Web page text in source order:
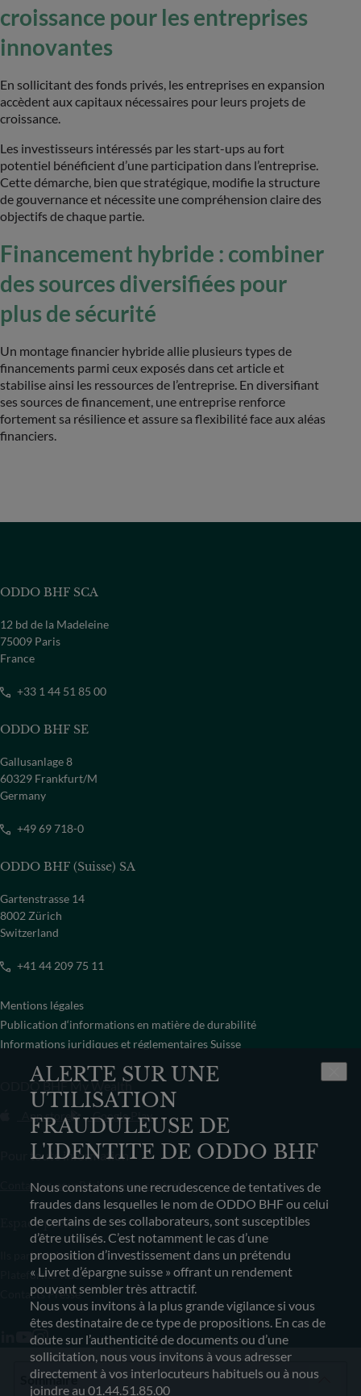
ALERTE SUR UNE
UTILISATION
FRAUDULEUSE DE
L'IDENTITE DE ODDO BHF
Nous constatons une recrudescence de tentatives de
fraudes dans lesquelles le nom de ODDO BHF ou celui
de certains de ses collaborateurs, sont susceptibles
d’être utilisés. C’est notamment le cas d’une
proposition d’investissement dans un prétendu
« Livret d’épargne suisse » offrant un rendement
pouvant sembler très attractif.
Nous vous invitons à la plus grande vigilance si vous
êtes destinataire de ce type de propositions. En cas de
doute sur l’authenticité de documents ou d’une
sollicitation, nous vous invitons à vous adresser
directement à vos interlocuteurs habituels ou à nous
joindre au 01.44.51.85.00
Sommaire
croissance pour les entreprises
innovantes
En sollicitant des fonds privés, les entreprises en expansion
accèdent aux capitaux nécessaires pour leurs projets de
croissance.
Les investisseurs intéressés par les start-ups au fort
potentiel bénéficient d’une participation dans l’entreprise.
Cette démarche, bien que stratégique, modifie la structure
de gouvernance et nécessite une compréhension claire des
objectifs de chaque partie.
Financement hybride : combiner
des sources diversifiées pour
plus de sécurité
Un montage financier hybride allie plusieurs types de
financements parmi ceux exposés dans cet article et
stabilise ainsi les ressources de l’entreprise. En diversifiant
ses sources de financement, une entreprise renforce
fortement sa résilience et assure sa flexibilité face aux aléas
financiers.
ODDO BHF SCA
12 bd de la Madeleine
75009 Paris
France
+33 1 44 51 85 00
ODDO BHF SE
Gallusanlage 8
60329 Frankfurt/M
Germany
+49 69 718-0
ODDO BHF (Suisse) SA
Gartenstrasse 14
8002 Zürich
Switzerland
+41 44 209 75 11
Mentions légales
Publication d‘informations en matière de durabilité
Informations juridiques et réglementaires Suisse
ODDO BHF My Wealth
App store Google Play
Pour toute information
Contactez-nousRésilier mon contrat
Espace presse
Ils parlent de nous
Plateforme vidéo
Contacts Presse
Voir plus